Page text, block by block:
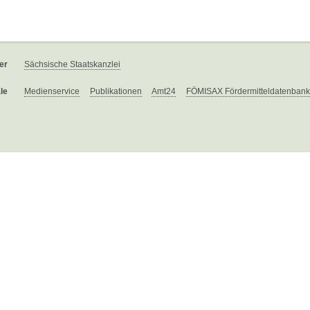
Sächsische Staatskanzlei
Medienservice Publikationen Amt24 FÖMISAX Fördermitteldatenbank